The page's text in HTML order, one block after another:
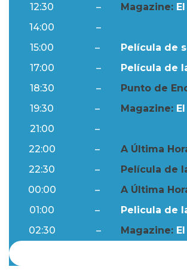
12:30
– Magazine:
14:00
–
15:00
–
Película de
17:00
–
Película de
18:30
–
Punto de
19:30
– Magazine:
21:00
–
22:00
–
A Última
22:30
–
Película de
00:00
–
A Última
01:00
–
Pelicula de
02:30
– Magazine: